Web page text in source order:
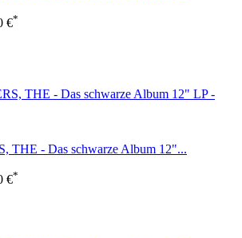
€*
THE - Das schwarze Album 12"...
€*